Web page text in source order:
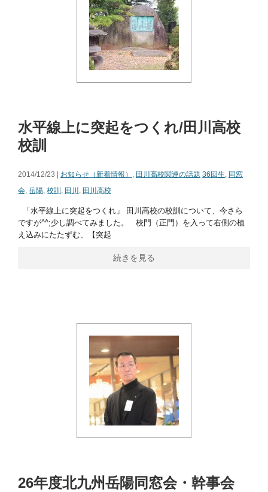
水平線上に突起をつくれ/田川高校
校訓
2014/12/23 | お知らせ（新着情報） , 田川高校関連の話題 36回生, 同窓
会, 岳陽, 校訓 , 田川 , 田川高校
「水平線上に突起をつくれ」 田川高校の校訓について、今さら
ですが^^;少し調べてみました。 校門（正門）を入って右側の植
え込みにたたずむ、【突起
続きを見る
26年度北九州岳陽同窓会・幹事会